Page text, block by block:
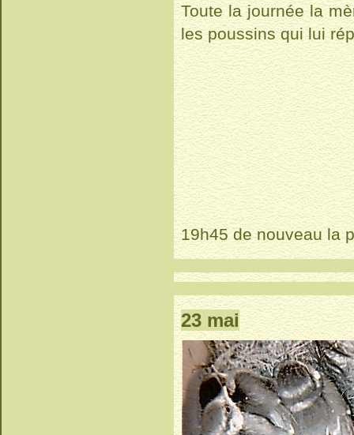
Toute la journée la
les poussins qui lui
19h45 de nouveau la
23 mai